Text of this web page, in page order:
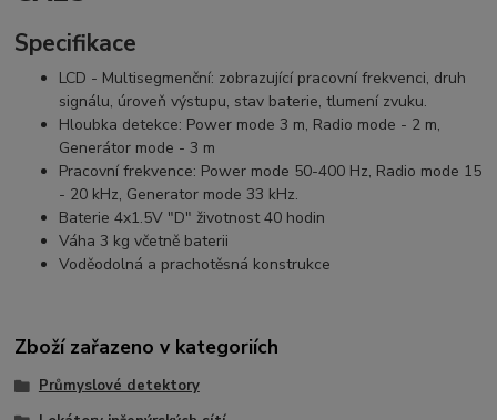
Specifikace
LCD - Multisegmenční: zobrazující pracovní frekvenci, druh
signálu, úroveň výstupu, stav baterie, tlumení zvuku.
Hloubka detekce: Power mode 3 m, Radio mode - 2 m,
Generátor mode - 3 m
Pracovní frekvence: Power mode 50-400 Hz, Radio mode 15
- 20 kHz, Generator mode 33 kHz.
Baterie 4x1.5V "D" životnost 40 hodin
Váha 3 kg včetně baterii
Voděodolná a prachotěsná konstrukce
Zboží zařazeno v kategoriích
Průmyslové detektory